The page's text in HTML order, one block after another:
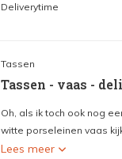
Deliverytime
Tassen
Tassen - vaas -
Oh, als ik toch ook nog
witte porseleinen vaas
Lees meer